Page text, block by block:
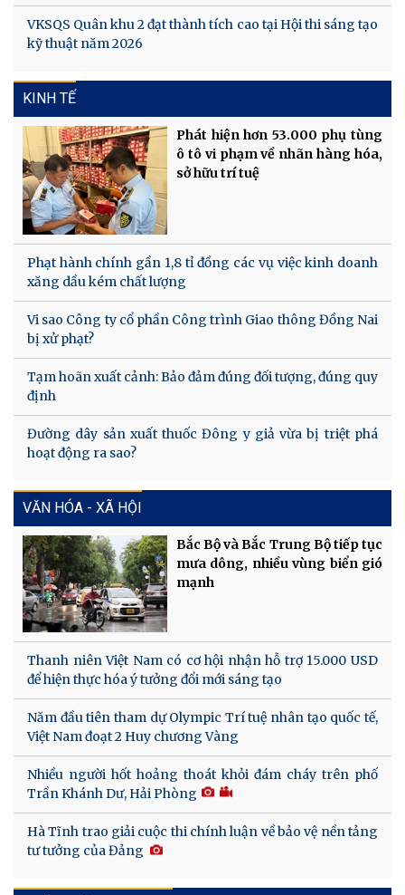
VKSQS Quân khu 2 đạt thành tích cao tại Hội thi sáng tạo
kỹ thuật năm 2026
KINH TẾ
Phát hiện hơn 53.000 phụ tùng
ô tô vi phạm về nhãn hàng hóa,
sở hữu trí tuệ
Phạt hành chính gần 1,8 tỉ đồng các vụ việc kinh doanh
xăng dầu kém chất lượng
Vi sao Công ty cổ phần Công trình Giao thông Đồng Nai
bị xử phạt?
Tạm hoãn xuất cảnh: Bảo đảm đúng đối tượng, đúng quy
định
Đường dây sản xuất thuốc Đông y giả vừa bị triệt phá
hoạt động ra sao?
VĂN HÓA - XÃ HỘI
Bắc Bộ và Bắc Trung Bộ tiếp tục
mưa dông, nhiều vùng biển gió
mạnh
Thanh niên Việt Nam có cơ hội nhận hỗ trợ 15.000 USD
để hiện thực hóa ý tưởng đổi mới sáng tạo
Năm đầu tiên tham dự Olympic Trí tuệ nhân tạo quốc tế,
Việt Nam đoạt 2 Huy chương Vàng
Nhiều người hốt hoảng thoát khỏi đám cháy trên phố
Trần Khánh Dư, Hải Phòng
Hà Tĩnh trao giải cuộc thi chính luận về bảo vệ nền tảng
tư tưởng của Đảng